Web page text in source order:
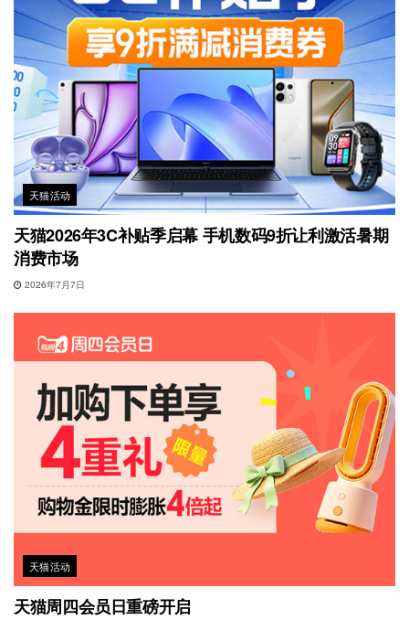
天猫活动
天猫2026年3C补贴季启幕 手机数码9折让利激活暑期
消费市场
2026年7月7日
天猫活动
天猫周四会员日重磅开启